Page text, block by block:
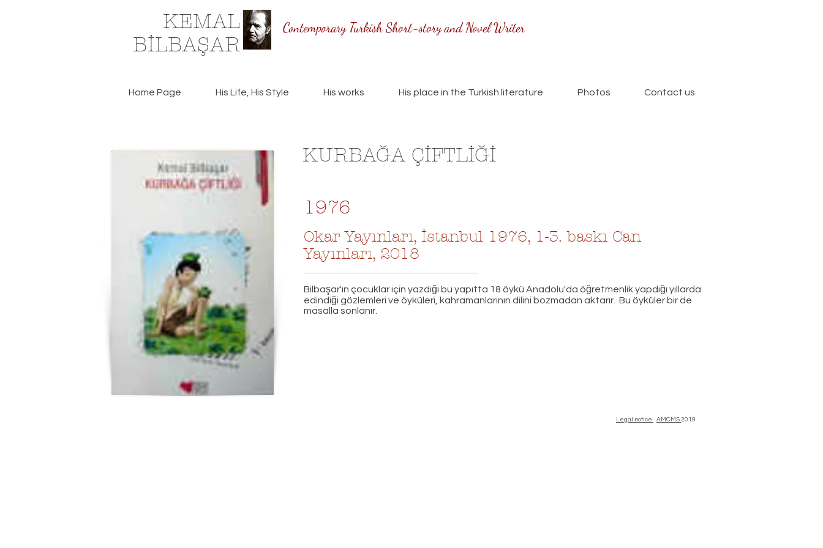
KEMAL
BİLBAŞAR
Contemporary Turkish Short-story and Novel Writer
Home Page His Life, His Style His works His place in the Turkish literature Photos Contact us
KURBAĞA ÇİFTLİĞİ
1976
Okar Yayınları, İstanbul 1976, 1-3. baskı Can
Yayınları, 2018
Bilbaşar'ın çocuklar için yazdığı bu yapıtta 18 öykü Anadolu'da öğretmenlik yapdığı yıllarda
edindiği gözlemleri ve öyküleri, kahramanlarının dilini bozmadan aktarır. Bu öyküler bir de
masalla sonlanır.
Legal notice AMCMS 2019